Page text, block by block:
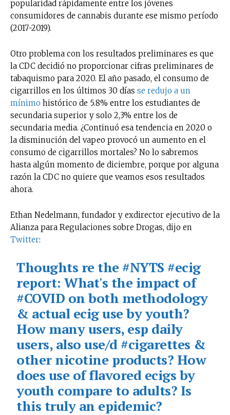
popularidad rápidamente entre los jóvenes
consumidores de cannabis durante ese mismo período
(2017-2019).
Otro problema con los resultados preliminares es que
la CDC decidió no proporcionar cifras preliminares de
tabaquismo para 2020. El año pasado, el consumo de
cigarrillos en los últimos 30 días se redujo a un
mínimo histórico de 5.8% entre los estudiantes de
secundaria superior y solo 2,3% entre los de
secundaria media. ¿Continuó esa tendencia en 2020 o
la disminución del vapeo provocó un aumento en el
consumo de cigarrillos mortales? No lo sabremos
hasta algún momento de diciembre, porque por alguna
razón la CDC no quiere que veamos esos resultados
ahora.
Ethan Nedelmann, fundador y exdirector ejecutivo de la
Alianza para Regulaciones sobre Drogas, dijo en
Twitter:
Thoughts re the #NYTS #ecig
report: What's the impact of
#COVID on both methodology
& actual ecig use by youth?
How many users, esp daily
users, also use/d #cigarettes &
other nicotine products? How
does use of flavored ecigs by
youth compare to adults? Is
this truly an epidemic?